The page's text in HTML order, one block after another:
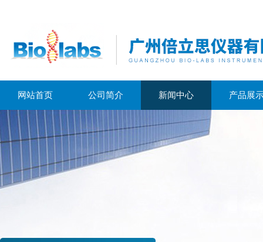
网站首页 公司简介 新闻中心 产品展